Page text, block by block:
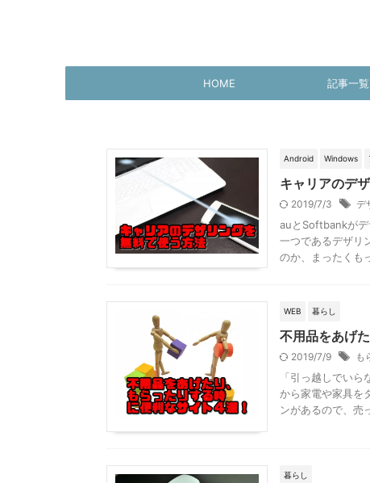
HOME 記事一覧
Android Windows
キャリアのデ
2019/7/3 デ
auとSoftbankがデ
一つであるデザリ
のか、まったくも
WEB 暮らし
不用品をあげ
2019/7/9 も
「引っ越しでい
から家電や家具を
ンがあるので、売
暮らし